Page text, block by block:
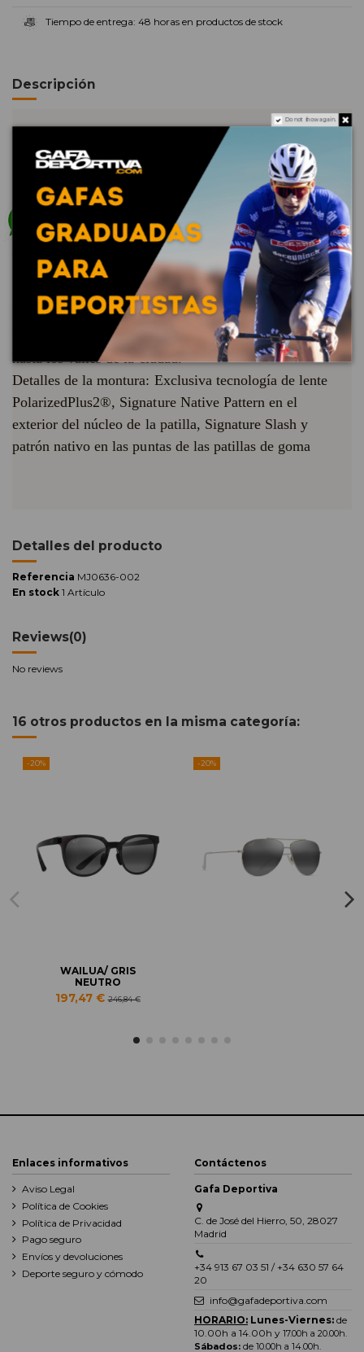
Tiempo de entrega: 48 horas en productos de stock
Descripción
Gafas de sol
polarizadas clásicas
Hiehie es la clásica redonda en la que confiar al aire
libre. Diseñadas con SuperThin Glass, vea el mundo
bajo una nueva luz, desde los picos de las montañas
hasta los valles de la ciudad.
Detalles de la montura: Exclusiva tecnología de lente
PolarizedPlus2®, Signature Native Pattern en el
exterior del núcleo de la patilla, Signature Slash y
patrón nativo en las puntas de las patillas de goma
Detalles del producto
Referencia MJ0636-002
En stock 1 Artículo
Reviews(0)
No reviews
16 otros productos en la misma categoría:
-20%
WAILUA/ GRIS
NEUTRO
197,47 €246,84 €
-20%
Enlaces informativos
Aviso Legal
Política de Cookies
Política de Privacidad
Pago seguro
Envíos y devoluciones
Deporte seguro y cómodo
Contáctenos
Gafa Deportiva
C. de José del Hierro, 50, 28027
Madrid
+34 913 67 03 51 / +34 630 57 64
20
info@gafadeportiva.com
HORARIO: Lunes-Viernes: de
10.00h a 14.00h y 17.00h a 20.00h.
Sábados: de 10.00h a 14.00h.
Do not show again.